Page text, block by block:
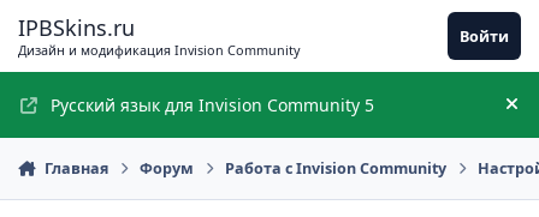
IPBSkins.ru
Дизайн и модификация Invision Community
Войти
Русский язык для Invision Community 5
Главная Форум Работа с Invision Community